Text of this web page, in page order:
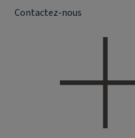
Contactez-nous